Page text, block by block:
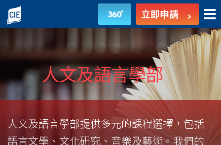
人
文
及
語
言
學
部
立即申請
人文及語言學部
人文及語言學部提供多元的課程選擇，包括
語言文學、文化研究、音樂及藝術。我們的